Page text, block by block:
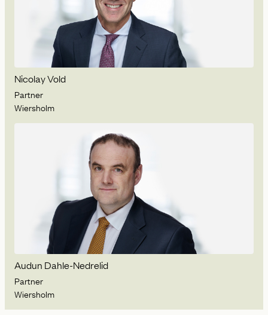
Nicolay Vold
Partner
Wiersholm
Audun Dahle-Nedrelid
Partner
Wiersholm